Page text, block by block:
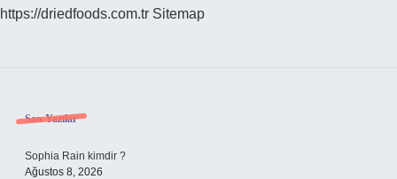
Hakkımızda
https://driedfoods.com.tr Sitemap
Sidebar
Son Yazılar
Sophia Rain kimdir ?
Ağustos 8, 2026